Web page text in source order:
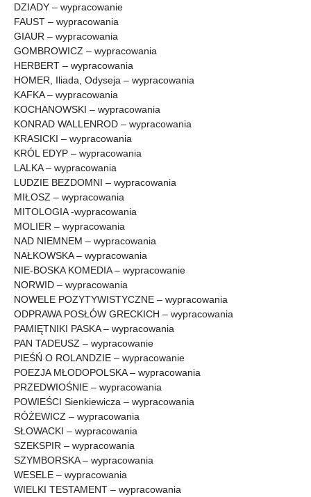
DZIADY – wypracowanie
FAUST – wypracowania
GIAUR – wypracowania
GOMBROWICZ – wypracowania
HERBERT – wypracowania
HOMER, Iliada, Odyseja – wypracowania
KAFKA – wypracowania
KOCHANOWSKI – wypracowania
KONRAD WALLENROD – wypracowania
KRASICKI – wypracowania
KRÓL EDYP – wypracowania
LALKA – wypracowania
LUDZIE BEZDOMNI – wypracowania
MIŁOSZ – wypracowania
MITOLOGIA -wypracowania
MOLIER – wypracowania
NAD NIEMNEM – wypracowania
NAŁKOWSKA – wypracowania
NIE-BOSKA KOMEDIA – wypracowanie
NORWID – wypracowania
NOWELE POZYTYWISTYCZNE – wypracowania
ODPRAWA POSŁÓW GRECKICH – wypracowania
PAMIĘTNIKI PASKA – wypracowania
PAN TADEUSZ – wypracowanie
PIEŚŃ O ROLANDZIE – wypracowanie
POEZJA MŁODOPOLSKA – wypracowania
PRZEDWIOŚNIE – wypracowania
POWIEŚCI Sienkiewicza – wypracowania
RÓŻEWICZ – wypracowania
SŁOWACKI – wypracowania
SZEKSPIR – wypracowania
SZYMBORSKA – wypracowania
WESELE – wypracowania
WIELKI TESTAMENT – wypracowania